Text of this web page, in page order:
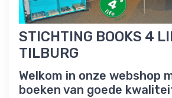
STICHTING BOOKS 4
TILBURG
Welkom in onze webshop
boeken van goede